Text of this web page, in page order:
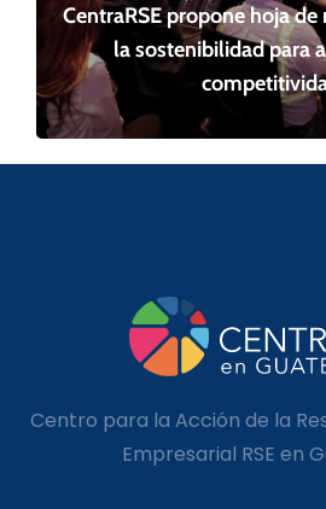
CentraRSE propone hoja
la sostenibilidad para
Centro para la Acción de la
Empresarial RSE en